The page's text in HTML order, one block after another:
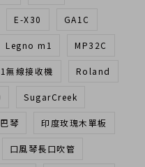
E-X30 GA1C
Legno m1 MP32C
無線接收機 Roland
SugarCreek
琴 印度玫瑰木單板
口風琴長口吹管